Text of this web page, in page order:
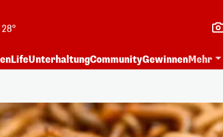
LifeUnterhaltungCommunityGewinnenMehr